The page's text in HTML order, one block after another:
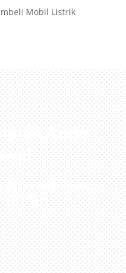
Mobil Listrik
Anda
Dealer Resmi
Anda!